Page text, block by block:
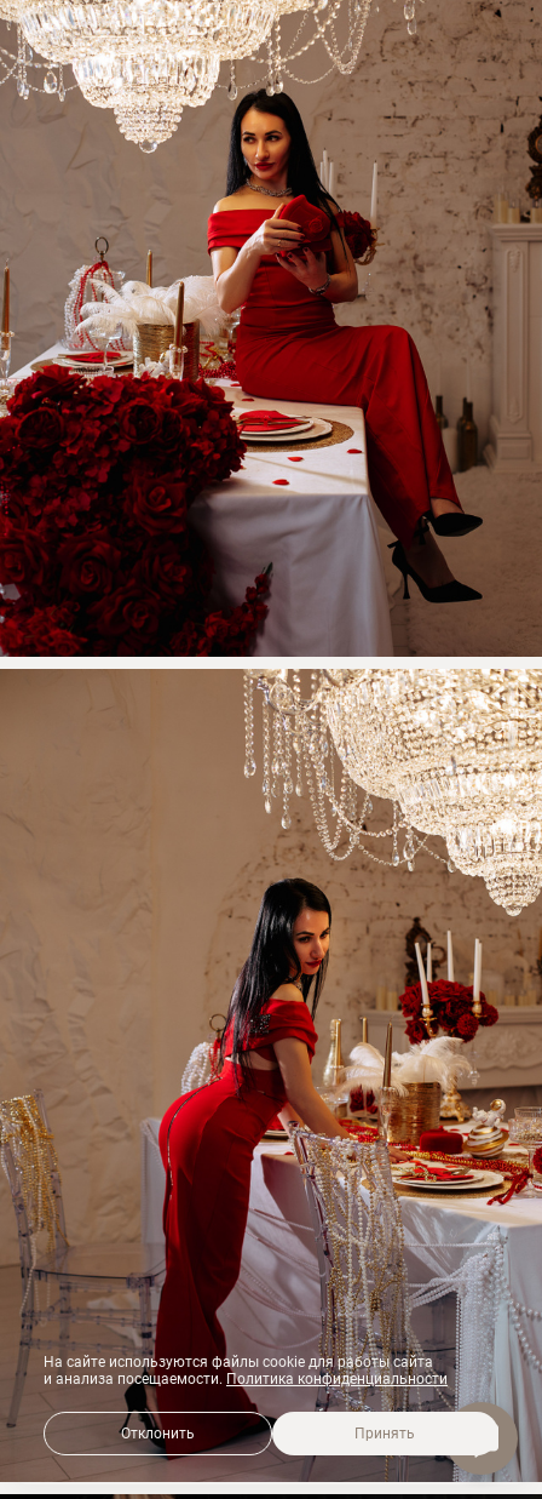
На сайте используются файлы cookie для работы сайта
и анализа посещаемости. Политика конфиденциальности
Отклонить Принять